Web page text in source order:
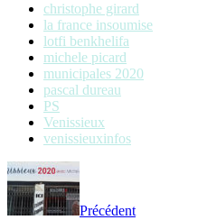
christophe girard
la france insoumise
lotfi benkhelifa
michele picard
municipales 2020
pascal dureau
PS
Venissieux
venissieuxinfos
Précédent